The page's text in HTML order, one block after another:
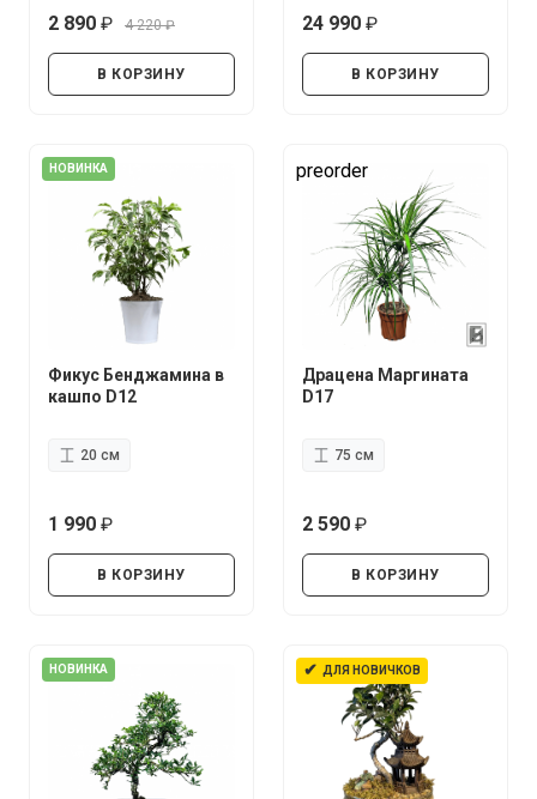
2 890
4 220
В КОРЗИНУ
24 990
В КОРЗИНУ
НОВИНКА
Фикус Бенджамина в
кашпо D12
20 см
1 990
В КОРЗИНУ
preorder
Драцена Маргината
D17
75 см
2 590
В КОРЗИНУ
НОВИНКА ✔ ДЛЯ НОВИЧКОВ